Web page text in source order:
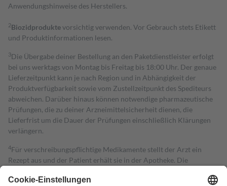
Anwendungshinweise des Herstellers.
2Biozidproduktevorsichtig verwenden. Vor Gebrauch stets Etikett
und Produktinformationen lesen.
3Die Übergabe deiner Bestellung an den Paketdienstleister erfolgt
bei uns werktags von Montag bis Freitag bis 18:00 Uhr. Der genaue
Lieferzeitpunkt kann je nach Region und in Abhängigkeit der
Produktverfügbarkeit sowie vom Zustellzeitpunkt des Spediteurs
abweichen. Darüber hinaus können notwendige pharmazeutische
Prüfungen, die zu deiner Arzneimittelsicherheit dienen, die
Lieferfrist um die Dauer der Prüfungen einschließlich Klärungen
verlängern.
4Für verschreibungspflichtige Medikamente stellt der Arzt ein
Rezept aus und der Patient erhält sie in der Apotheke. Die
Kosten dafür, der Versicherte trägt einen Teil davon als Zuzahlung